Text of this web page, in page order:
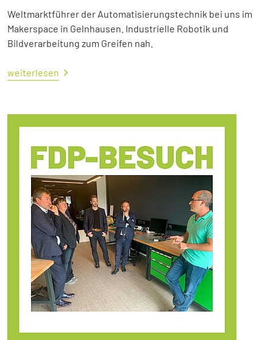
Weltmarktführer der Automatisierungstechnik bei uns im
Makerspace in Gelnhausen. Industrielle Robotik und
Bildverarbeitung zum Greifen nah.
weiterlesen